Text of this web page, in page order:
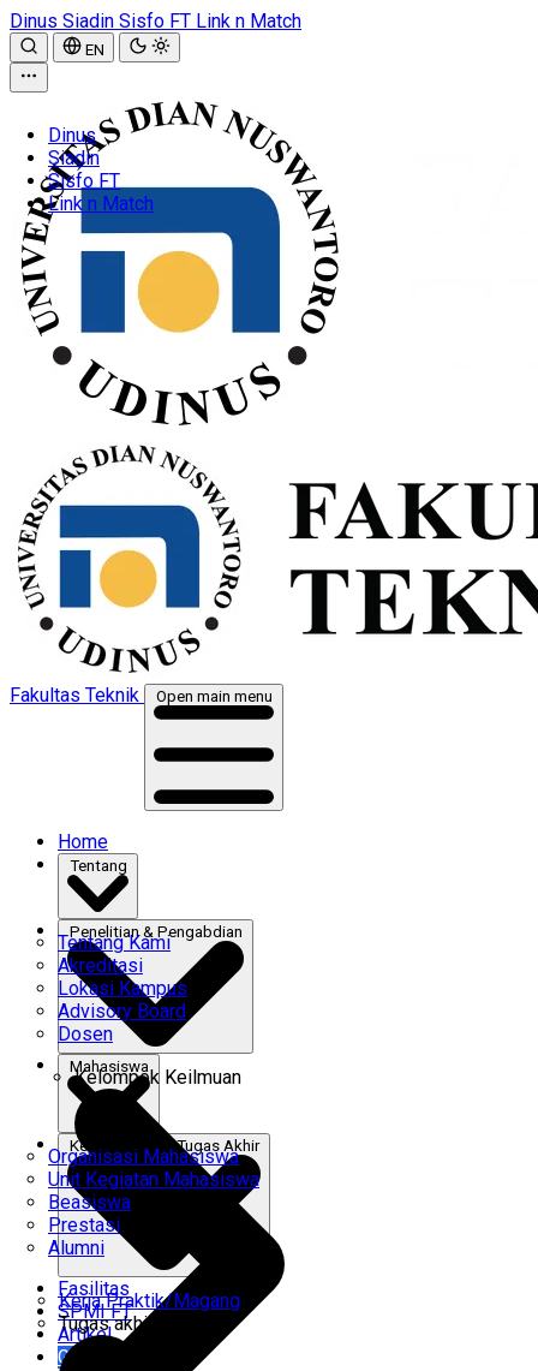
Dinus Siadin Sisfo FT Link n Match
EN
Dinus
Siadin
Sisfo FT
Link n Match
Fakultas Teknik Open main menu
Home
Tentang Kami
Akreditasi
Lokasi Kampus
Advisory Board
Dosen
Kelompok Keilmuan
Mahasiswa
Organisasi Mahasiswa
Unit Kegiatan Mahasiswa
Beasiswa
Prestasi
Alumni
Kerja Praktik & Tugas Akhir
Kerja Praktik/Magang
Tugas akhir
Fasilitas
SPMI FT
Artikel
Gabung Kami